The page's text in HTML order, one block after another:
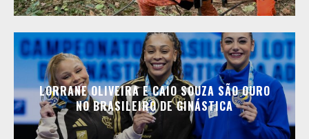
LORRANE OLIVEIRA E CAIO SOUZA SÃO OURO
NO BRASILEIRO DE GINÁSTICA